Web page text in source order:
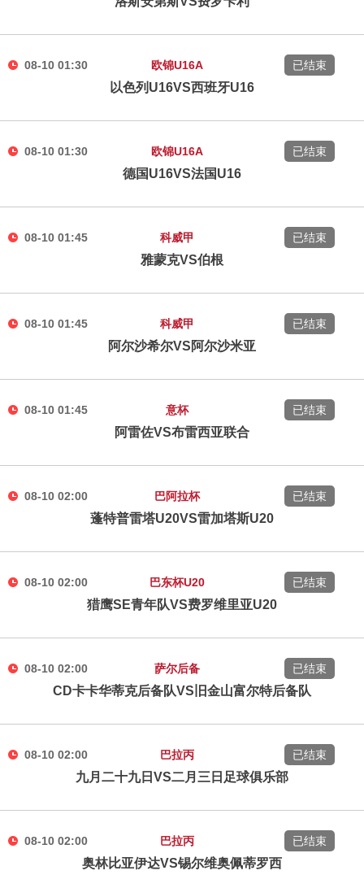
08-10 01:30 欧锦U16A
以色列U16VS西班牙U16
已结束
08-10 01:30 欧锦U16A
德国U16VS法国U16
已结束
08-10 01:45 科威甲
雅蒙克VS伯根
已结束
08-10 01:45 科威甲
阿尔沙希尔VS阿尔沙米亚
已结束
08-10 01:45 意杯
阿雷佐VS布雷西亚联合
已结束
08-10 02:00 巴阿拉杯
蓬特普雷塔U20VS雷加塔斯U20
已结束
08-10 02:00 巴东杯U20
猎鹰SE青年队VS费罗维里亚U20
已结束
08-10 02:00 萨尔后备
CD卡卡华蒂克后备队VS旧金山富尔特后备队
已结束
08-10 02:00 巴拉丙
九月二十九日VS二月三日足球俱乐部
已结束
08-10 02:00 巴拉丙
奥林比亚伊达VS锡尔维奥佩蒂罗西
已结束